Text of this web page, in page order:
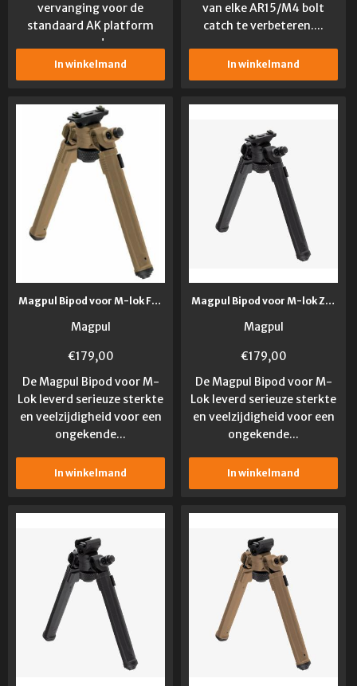
vervanging voor de
standaard AK platform
wapens zonder een...
In winkelmand
van elke AR15/M4 bolt
catch te verbeteren....
In winkelmand
Magpul Bipod voor M-lok FDE
Magpul
€179,00
De Magpul Bipod voor M-
Lok leverd serieuze sterkte
en veelzijdigheid voor een
ongekende...
In winkelmand
Magpul Bipod voor M-lok Zwart
Magpul
€179,00
De Magpul Bipod voor M-
Lok leverd serieuze sterkte
en veelzijdigheid voor een
ongekende...
In winkelmand